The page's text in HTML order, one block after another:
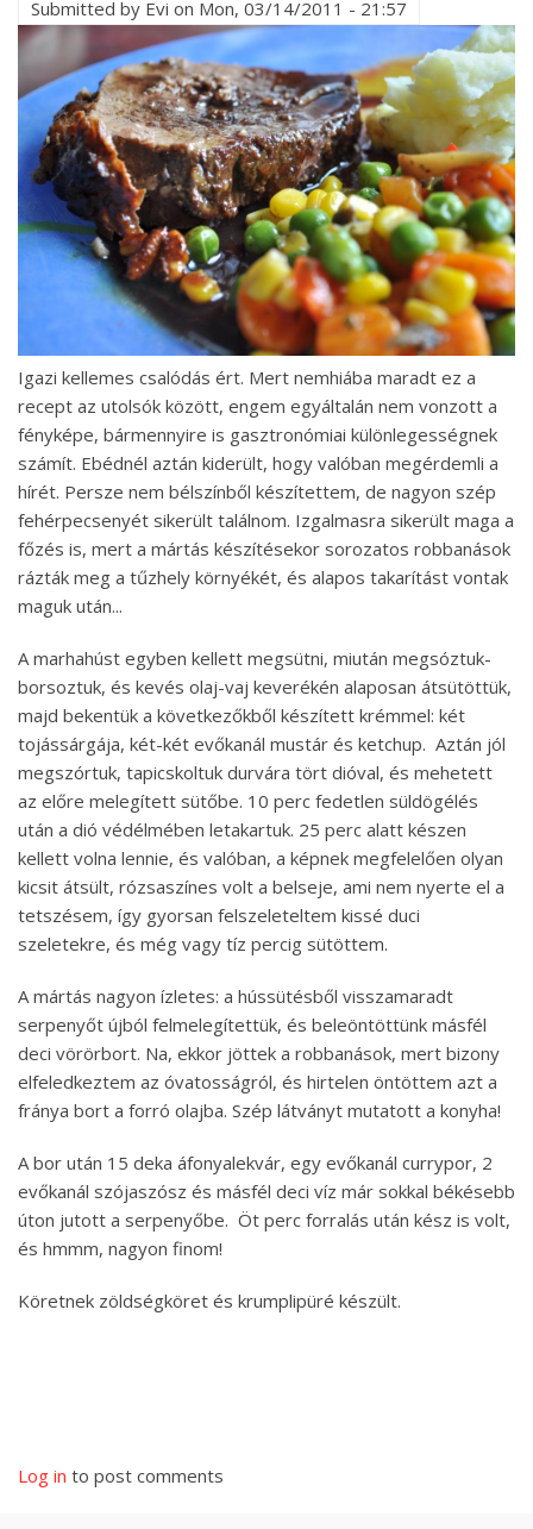
Submitted by Evi on Mon, 03/14/2011 - 21:57
Igazi kellemes csalódás ért. Mert nemhiába maradt ez a
recept az utolsók között, engem egyáltalán nem vonzott a
fényképe, bármennyire is gasztronómiai különlegességnek
számít. Ebédnél aztán kiderült, hogy valóban megérdemli a
hírét. Persze nem bélszínből készítettem, de nagyon szép
fehérpecsenyét sikerült találnom. Izgalmasra sikerült maga a
főzés is, mert a mártás készítésekor sorozatos robbanások
rázták meg a tűzhely környékét, és alapos takarítást vontak
maguk után...
A marhahúst egyben kellett megsütni, miután megsóztuk-
borsoztuk, és kevés olaj-vaj keverékén alaposan átsütöttük,
majd bekentük a következőkből készített krémmel: két
tojássárgája, két-két evőkanál mustár és ketchup. Aztán jól
megszórtuk, tapicskoltuk durvára tört dióval, és mehetett
az előre melegített sütőbe. 10 perc fedetlen süldögélés
után a dió védélmében letakartuk. 25 perc alatt készen
kellett volna lennie, és valóban, a képnek megfelelően olyan
kicsit átsült, rózsaszínes volt a belseje, ami nem nyerte el a
tetszésem, így gyorsan felszeleteltem kissé duci
szeletekre, és még vagy tíz percig sütöttem.
A mártás nagyon ízletes: a hússütésből visszamaradt
serpenyőt újból felmelegítettük, és beleöntöttünk másfél
deci vörörbort. Na, ekkor jöttek a robbanások, mert bizony
elfeledkeztem az óvatosságról, és hirtelen öntöttem azt a
fránya bort a forró olajba. Szép látványt mutatott a konyha!
A bor után 15 deka áfonyalekvár, egy evőkanál currypor, 2
evőkanál szójaszósz és másfél deci víz már sokkal békésebb
úton jutott a serpenyőbe. Öt perc forralás után kész is volt,
és hmmm, nagyon finom!
Köretnek zöldségköret és krumplipüré készült.
Log in to post comments